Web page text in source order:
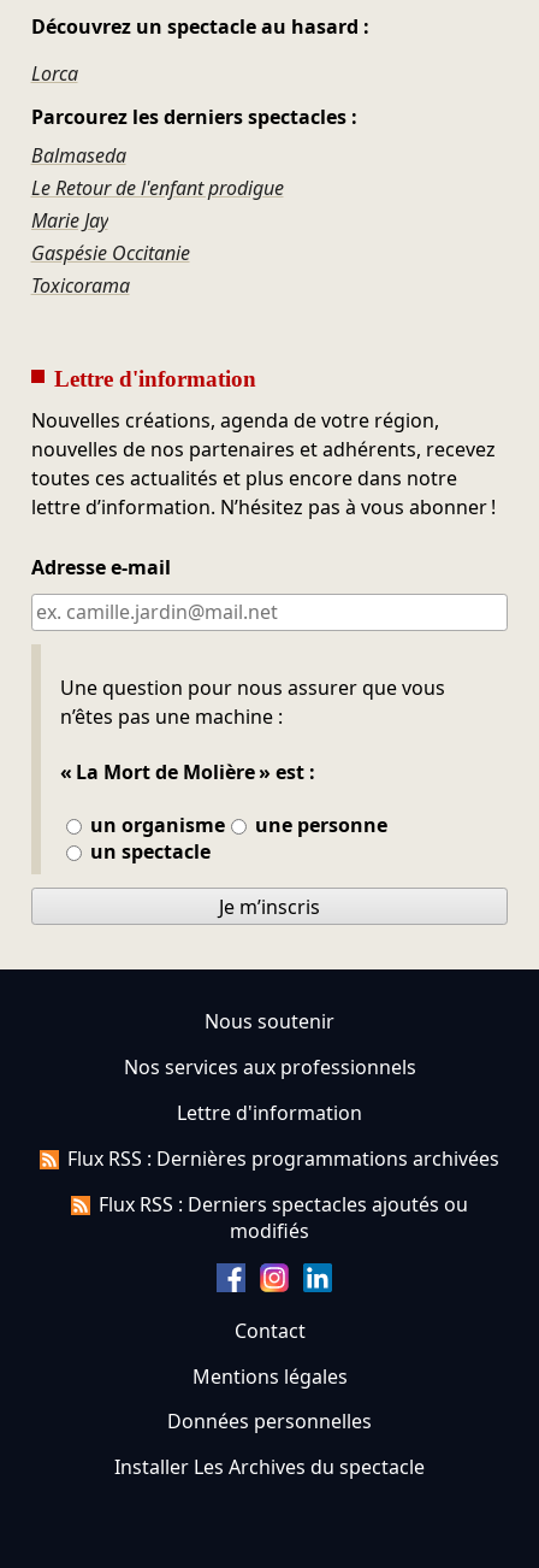
Découvrez un spectacle au hasard :
Lorca
Parcourez les derniers spectacles :
Balmaseda
Le Retour de l'enfant prodigue
Marie Jay
Gaspésie Occitanie
Toxicorama
Lettre d'information
Nouvelles créations, agenda de votre région,
nouvelles de nos partenaires et adhérents, recevez
toutes ces actualités et plus encore dans notre
lettre d’information. N’hésitez pas à vous abonner !
Adresse e-mail
Une question pour nous assurer que vous
n’êtes pas une machine :
« La Mort de Molière » est :
un organisme
une personne
un spectacle
Ne pas remplir
Je m’inscris
Nous soutenir
Nos services aux professionnels
Lettre d'information
Flux RSS : Dernières programmations archivées
Flux RSS : Derniers spectacles ajoutés ou
modifiés
Contact
Mentions légales
Données personnelles
Installer Les Archives du spectacle